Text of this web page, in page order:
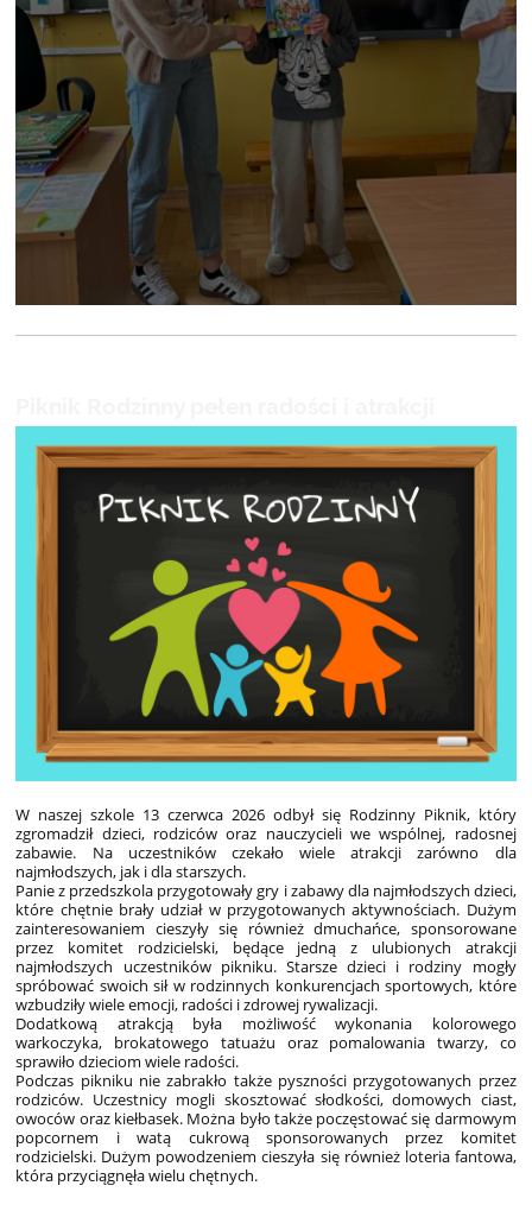
W naszej szkole 13 czerwca 2026 odbył się Rodzinny Piknik, który
zgromadził dzieci, rodziców oraz nauczycieli we wspólnej, radosnej
zabawie. Na uczestników czekało wiele atrakcji zarówno dla
najmłodszych, jak i dla starszych.
Panie z przedszkola przygotowały gry i zabawy dla najmłodszych dzieci,
które chętnie brały udział w przygotowanych aktywnościach. Dużym
zainteresowaniem cieszyły się również dmuchańce, sponsorowane
przez komitet rodzicielski, będące jedną z ulubionych atrakcji
najmłodszych uczestników pikniku. Starsze dzieci i rodziny mogły
spróbować swoich sił w rodzinnych konkurencjach sportowych, które
wzbudziły wiele emocji, radości i zdrowej rywalizacji.
Dodatkową atrakcją była możliwość wykonania kolorowego
warkoczyka, brokatowego tatuażu oraz pomalowania twarzy, co
sprawiło dzieciom wiele radości.
Podczas pikniku nie zabrakło także pyszności przygotowanych przez
rodziców. Uczestnicy mogli skosztować słodkości, domowych ciast,
owoców oraz kiełbasek. Można było także poczęstować się darmowym
popcornem i watą cukrową sponsorowanych przez komitet
rodzicielski. Dużym powodzeniem cieszyła się również loteria fantowa,
która przyciągnęła wielu chętnych.